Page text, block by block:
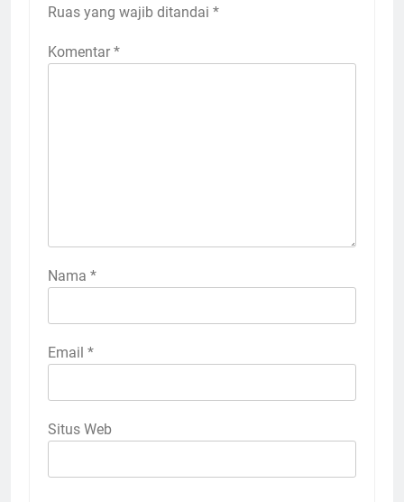
Ruas yang wajib ditandai *
Komentar *
Nama *
Email *
Situs Web